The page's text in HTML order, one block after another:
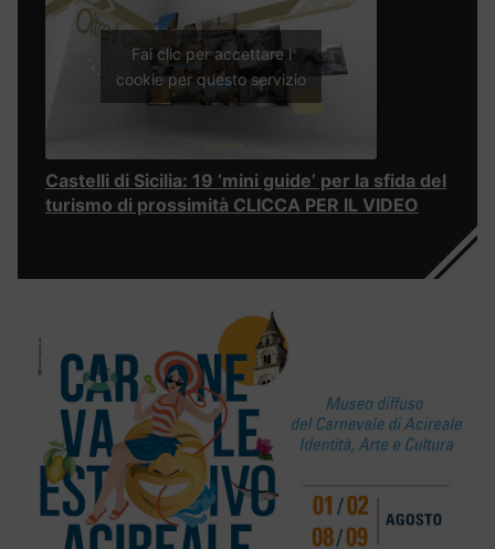
Fai clic per accettare i
cookie per questo servizio
Castelli di Sicilia: 19 ‘mini guide’ per la sfida del
turismo di prossimità CLICCA PER IL VIDEO